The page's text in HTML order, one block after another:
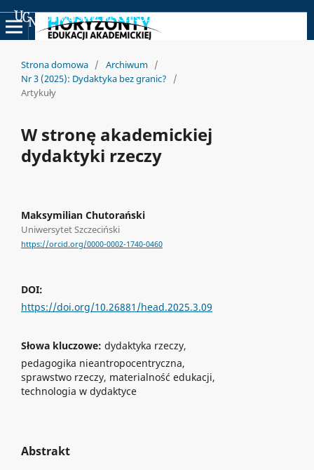
Uniwersyteckie Czasopisma Naukowe
Strona domowa / Archiwum /
Nr 3 (2025): Dydaktyka bez granic?
/
Artykuły
W stronę akademickiej
dydaktyki rzeczy
Maksymilian Chutorański
Uniwersytet Szczeciński
https://orcid.org/0000-0002-1740-0460
DOI:
https://doi.org/10.26881/head.2025.3.09
Słowa kluczowe: dydaktyka rzeczy,
pedagogika nieantropocentryczna,
sprawstwo rzeczy, materialność edukacji,
technologia w dydaktyce
Abstrakt